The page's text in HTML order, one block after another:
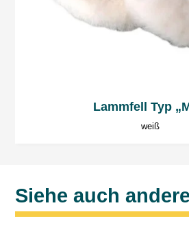
Lammfell Typ
weiß
Siehe auch